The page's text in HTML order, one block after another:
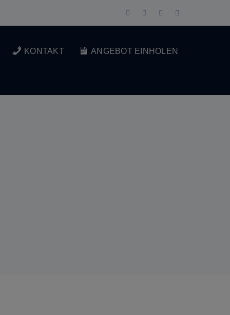
Facebook
Profile
Twitter
Profile
LinkedIn
ProfileProfile
KONTAKT ANGEBOT EINHOLEN